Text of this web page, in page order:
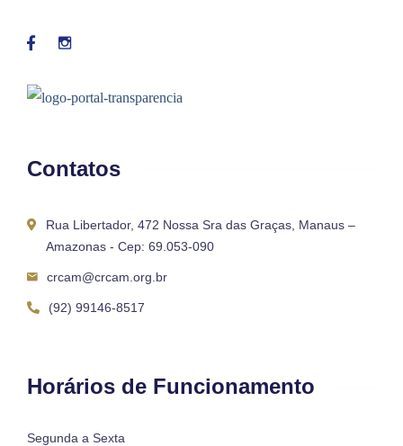
Contatos
Rua Libertador, 472 Nossa Sra das Graças, Manaus –
Amazonas - Cep: 69.053-090
crcam@crcam.org.br
(92) 99146-8517
Horários de Funcionamento
Segunda a Sexta